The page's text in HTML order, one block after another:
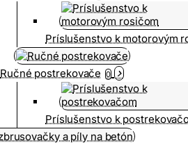
Príslušenstvo k motorovým
Ručné postrekovače 0
Príslušenstvo k